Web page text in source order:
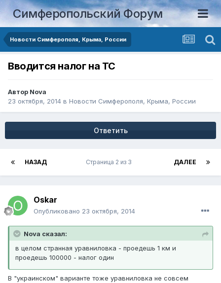
Симферопольский Форум
Новости Симферополя, Крыма, России
Вводится налог на ТС
Автор Nova
23 октября, 2014 в Новости Симферополя, Крыма, России
Ответить
НАЗАД ДАЛЕЕ
Страница 2 из 3
Oskar
Опубликовано 23 октября, 2014
Nova сказал:
в целом странная уравниловка - проедешь 1 км и
проедешь 100000 - налог один
В "украинском" варианте тоже уравниловка не совсем